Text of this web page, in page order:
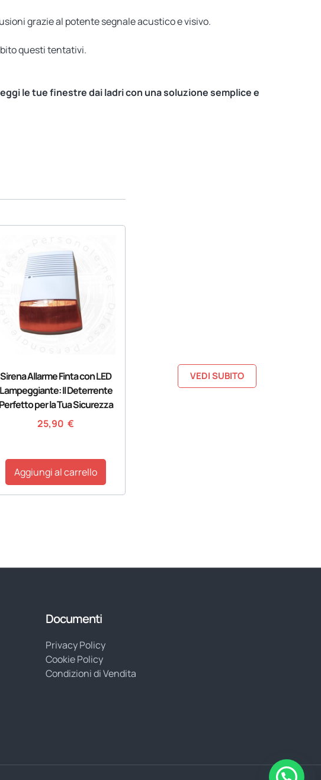
grazie al potente segnale acustico e visivo.
questi tentativi.
le tue finestre dai ladri con una soluzione semplice e
Sirena Allarme Finta con LED
Lampeggiante: Il Deterrente
Perfetto per la Tua Sicurezza
25,90€
Aggiungi al carrello
VEDI SUBITO
Documenti
Privacy Policy
Cookie Policy
Condizioni di Vendita